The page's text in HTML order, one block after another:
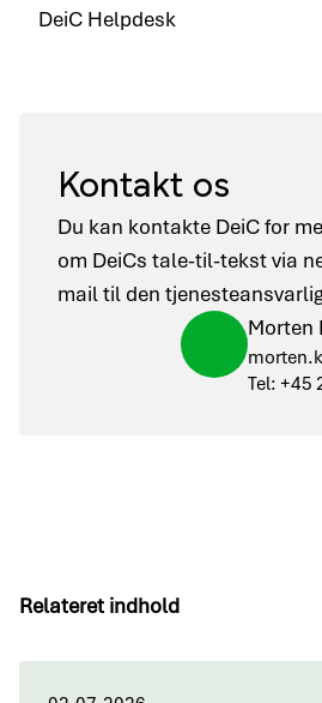
DeiC Helpdesk
Kontakt os
Du kan kontakte DeiC for
om DeiCs tale-til-tekst via
mail til den
Morten
Tel: +45
Relateret indhold